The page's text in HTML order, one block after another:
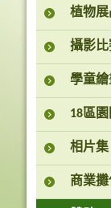
植物
攝影比
學童
18區
相片集
商業